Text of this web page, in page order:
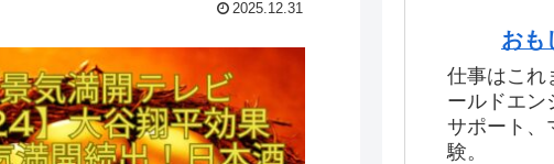
2025.12.31
おも
仕事はこれ
ールドエン
サポート、
験。